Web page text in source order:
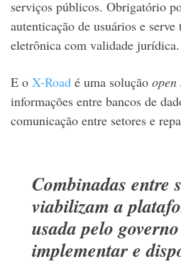
serviços públicos. Obrigatório
autenticação de usuários e
eletrônica com validade jurídica.
E o X-Road é uma solução open
informações entre bancos de
comunicação entre setores e
Combinadas entre
viabilizam a
usada pelo
implementar e